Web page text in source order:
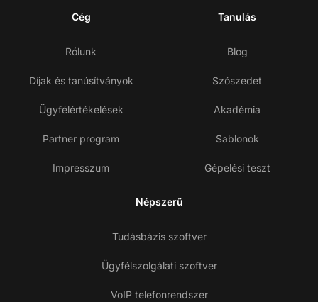
Cég
Rólunk
Díjak és tanúsítványok
Ügyfélértékelések
Partner program
Impresszum
Tanulás
Blog
Szószedet
Akadémia
Sablonok
Gépelési teszt
Népszerű
Tudásbázis szoftver
Ügyfélszolgálati szoftver
VoIP telefonrendszer